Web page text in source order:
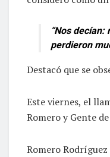
“Nos
perdieron
Destacó que se
Este viernes, el
Romero y Gente
Romero